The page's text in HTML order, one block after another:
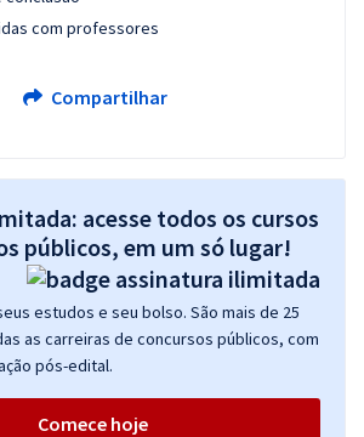
com professores
Compartilhar
acesse todos os cursos
públicos, em um só lugar!
estudos e seu bolso. São mais de 25
as carreiras de concursos públicos, com
pós-edital.
Comece hoje